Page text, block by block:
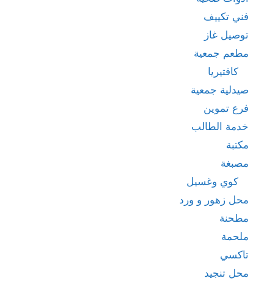
فني تكييف
توصيل غاز
مطعم جمعية
كافتيريا
صيدلية جمعية
فرع تموين
خدمة الطالب
مكتبة
مصبغة
كوي وغسيل
محل زهور و ورد
مطحنة
ملحمة
تاكسي
محل تنجيد